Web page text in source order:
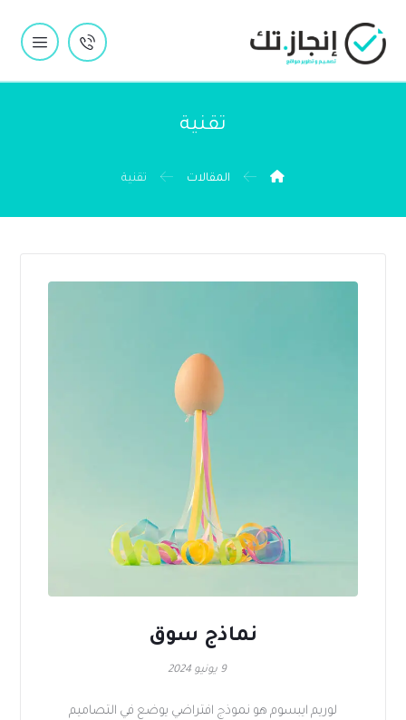
تقنية
المقالات تقنية
نماذج سوق
9 يونيو 2024
لوريم ايبسوم هو نموذج افتراضي يوضع في التصاميم